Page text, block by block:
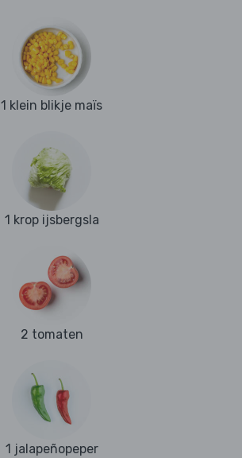
1 klein blikje maïs
1 krop ijsbergsla
2 tomaten
1 jalapeñopeper